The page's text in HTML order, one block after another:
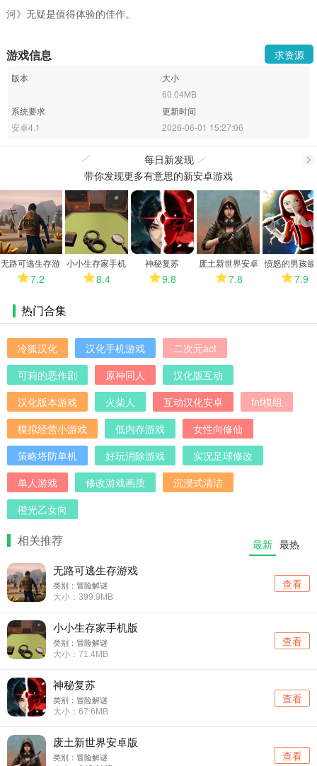
河》无疑是值得体验的佳作。
游戏信息 求资源
版本
大小
60.04MB
系统要求
安卓4.1
更新时间
2026-06-01 15:27:06
每日新发现
更
多
带你发现更多有意思的新安卓游戏
无路可逃生存游
戏7.2
小小生存家手机
版8.4
神秘复苏
9.8
废土新世界安卓
版7.8
愤怒的男孩
版7.9
热门合集
冷狐汉化 汉化手机游戏
二次元act
可莉的恶作剧
原神同人
汉化版互动
汉化版本游戏
火柴人 互动汉化安卓
fnf模组
模拟经营小游戏
低内存游戏
女性向修仙
策略塔防单机
好玩消除游戏
实况足球修改
单人游戏
修改游戏画质
沉浸式清洁
橙光乙女向
相关推荐 最新 最热
无路可逃生存游戏
类别：冒险解谜
大小：399.9MB
查看
小小生存家手机版
类别：冒险解谜
大小：71.4MB
查看
神秘复苏
类别：冒险解谜
大小：67.6MB
查看
废土新世界安卓版
类别：冒险解谜 查看